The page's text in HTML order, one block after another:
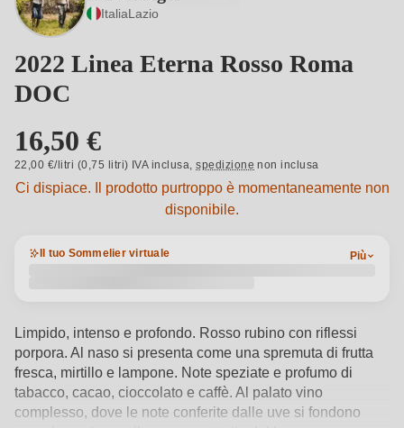
ItaliaLazio
2022 Linea Eterna Rosso Roma
DOC
16,50 €
22,00 €/litri (0,75 litri) IVA inclusa,spedizione non inclusa
Ci dispiace. Il prodotto purtroppo è momentaneamente non
disponibile.
Il tuo Sommelier virtuale Più
Limpido, intenso e profondo. Rosso rubino con riflessi
porpora. Al naso si presenta come una spremuta di frutta
fresca, mirtillo e lampone. Note speziate e profumo di
tabacco, cacao, cioccolato e caffè. Al palato vino
complesso, dove le note conferite dalle uve si fondono